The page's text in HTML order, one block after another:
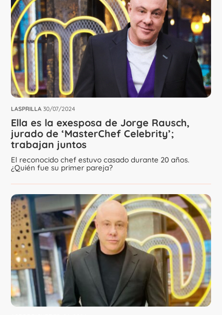
LASPRILLA 30/07/2024
Ella es la exesposa de Jorge Rausch,
jurado de ‘MasterChef Celebrity’;
trabajan juntos
El reconocido chef estuvo casado durante 20 años.
¿Quién fue su primer pareja?